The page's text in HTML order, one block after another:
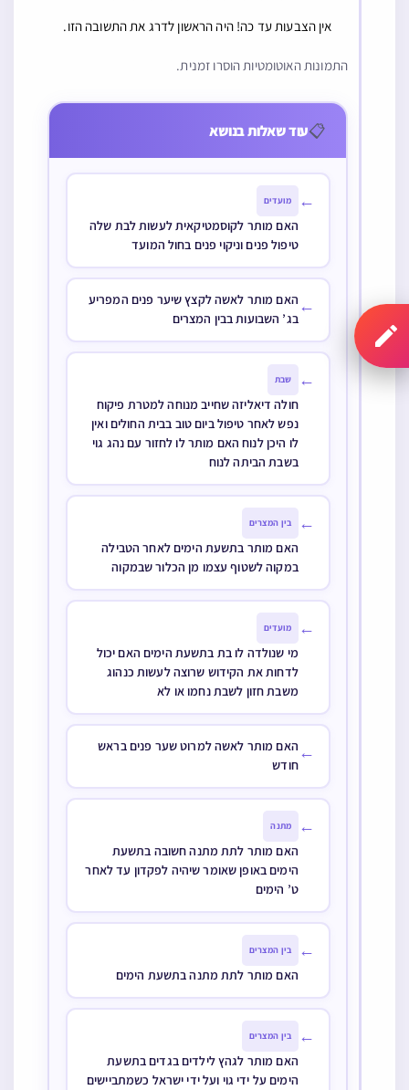
אין הצבעות עד כה! היה הראשון לדרג את התשובה הזו.
התמונות האוטומטיות הוסרו זמנית.
📋עוד שאלות בנושא
← מועדים
האם מותר לקוסמטיקאית לעשות לבת שלה
טיפול פנים וניקוי פנים בחול המועד
← האם מותר לאשה לקצץ שיער פנים המפריע
בג’ השבועות בבין המצרים
← שבת
חולה דיאליזה שחייב מנוחה למטרת פיקוח
נפש לאחר טיפול ביום טוב בבית החולים ואין
לו היכן לנוח האם מותר לו לחזור עם נהג גוי
בשבת הביתה לנוח
← בין המצרים
האם מותר בתשעת הימים לאחר הטבילה
במקוה לשטוף עצמו מן הכלור שבמקוה
← מועדים
מי שנולדה לו בת בתשעת הימים האם יכול
לדחות את הקידוש שרוצה לעשות כנהוג
משבת חזון לשבת נחמו או לא
← האם מותר לאשה למרוט שער פנים בראש
חודש
← מתנה
האם מותר לתת מתנה חשובה בתשעת
הימים באופן שאומר שיהיה לפקדון עד לאחר
ט’ הימים
← בין המצרים
האם מותר לתת מתנה בתשעת הימים
← בין המצרים
האם מותר לגהץ לילדים בגדים בתשעת
הימים על ידי גוי ועל ידי ישראל כשמתביישים